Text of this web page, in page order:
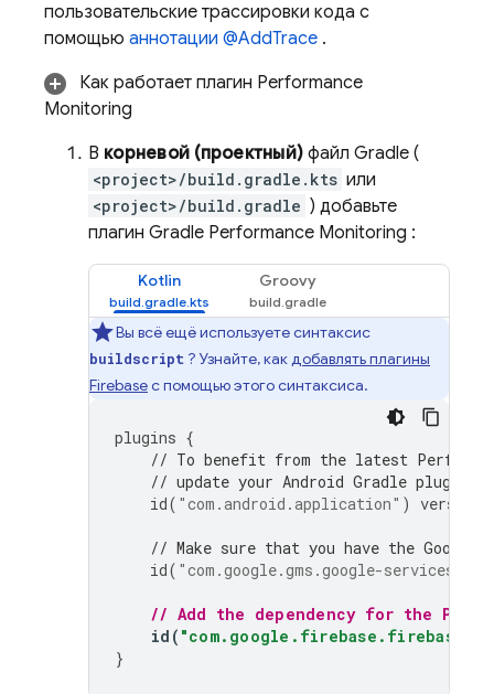
пользовательские трассировки кода с
помощью аннотации @AddTrace .
Как работает плагин Performance
Monitoring
В корневой (проектный) файл Gradle (
<project>/build.gradle.kts или
<project>/build.gradle ) добавьте
плагин Gradle Performance Monitoring :
Kotlin Groovy
Вы всё ещё используете синтаксис
buildscript ? Узнайте, какдобавлять плагины
Firebaseс помощью этого синтаксиса.
plugins {
// To benefit from the latest
// update your Android Gradle plugin
id( "com.android.application" ) version
// Make sure that you have the Google
id( "com.google.gms.google-services"
// Add the dependency for the
id ( "com.google.firebase.firebase-
}